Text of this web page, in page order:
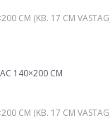
CM (KB. 17 CM
CM (KB. 17 CM